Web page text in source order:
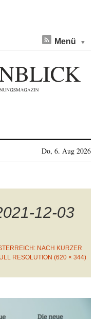
Menü
Do, 6. Aug 2026
12-03
NACH KURZER
RESOLUTION (620 × 344)